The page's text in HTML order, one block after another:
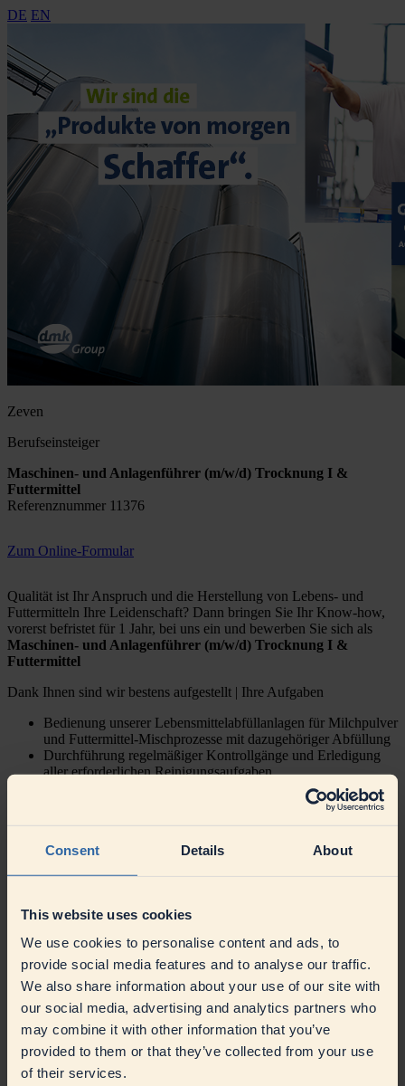
Consent Details About
This website uses cookies
We use cookies to personalise content and ads, to
provide social media features and to analyse our traffic.
We also share information about your use of our site with
our social media, advertising and analytics partners who
may combine it with other information that you’ve
provided to them or that they’ve collected from your use
of their services.
DE EN
Zeven
Berufseinsteiger
Maschinen- und Anlagenführer (m/w/d) Trocknung I &
Futtermittel
Referenznummer 11376
Zum Online-Formular
Qualität ist Ihr Anspruch und die Herstellung von Lebens- und
Futtermitteln Ihre Leidenschaft? Dann bringen Sie Ihr Know-how,
vorerst befristet für 1 Jahr, bei uns ein und bewerben Sie sich als
Maschinen- und Anlagenführer (m/w/d) Trocknung I &
Futtermittel
Dank Ihnen sind wir bestens aufgestellt | Ihre Aufgaben
Bedienung unserer Lebensmittelabfüllanlagen für Milchpulver
und Futtermittel-Mischprozesse mit dazugehöriger Abfüllung
Durchführung regelmäßiger Kontrollgänge und Erledigung
aller erforderlichen Reinigungsaufgaben
Unterstützung der technischen Abteilung bei Wartungs- und
unserer Produktionsabläufe
Energie- und Qualitätsanforderungen
Passt zu uns | Ihr Profil
Vorzugsweise eine abgeschlossene Berufsausbildung zum
Maschinen- und Anlagenführer (m/w/d), vergleichbare
Qualifikation oder technisch versierter Quereinsteiger (m/w/d)
Erste Erfahrung in der Pulverabfüllung und Bedienung von
Mischprozessen von Vorteil
Erfahrungen in der Lebensmittelindustrie wünschenswert
Teamfähigkeit, auch im Zusammenwirken mit anderen